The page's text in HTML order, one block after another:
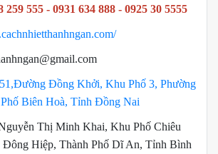
259 555 - 0931 634 888 - 0925 30 5555
Đồng Khởi, Khu Phố 3, Phường
Biên Hoà, Tỉnh Đồng Nai
Thị Minh Khai, Khu Phố Chiêu
Đông Hiệp, Thành Phố Dĩ An, Tỉnh Bình